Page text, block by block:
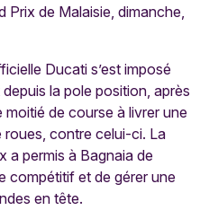
Prix de Malaisie, dimanche,
Ducati s’est imposé
la pole position, après
de course à livrer une
roues, contre celui-ci. La
a permis à Bagnaia de
compétitif et de gérer une
en tête.